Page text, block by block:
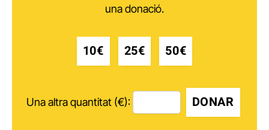
una donació.
10€ 25€ 50€
Una altra quantitat (€): DONAR